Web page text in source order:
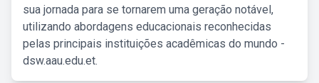
sua jornada para se tornarem uma geração notável,
utilizando abordagens educacionais reconhecidas
pelas principais instituições acadêmicas do mundo -
dsw.aau.edu.et.